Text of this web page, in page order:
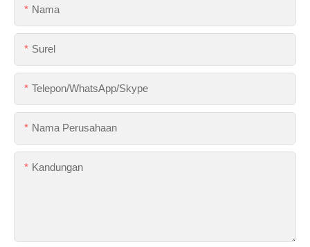
Nama
Surel
Telepon/WhatsApp/Skype
Nama Perusahaan
Kandungan